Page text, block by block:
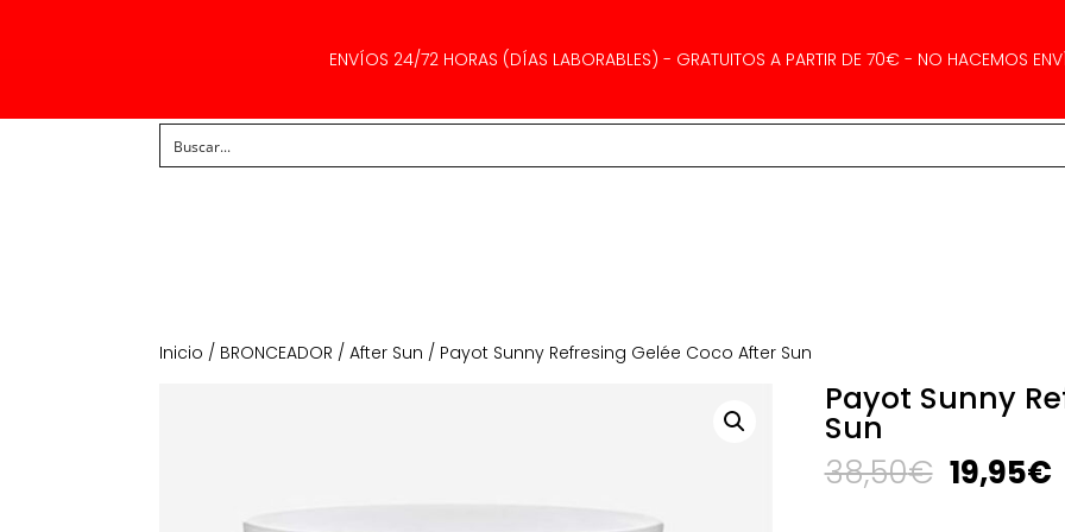
ENVÍOS 24/72 HORAS (DÍAS LABORABLES) - GRATUITOS A PARTIR DE 70€ - NO HACEMOS
Inicio / BRONCEADOR /After Sun / Payot Sunny Refresing Gelée Coco After Sun
Payot Sunny
Sun
38,50€ El
precio
19,95€El